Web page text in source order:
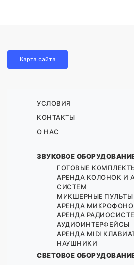
Карта сайта
УСЛОВИЯ
КОНТАКТЫ
О НАС
ЗВУКОВОЕ
ГОТОВЫЕ
АРЕНДА КОЛОНОК И
СИСТЕМ
МИКШЕРНЫЕ ПУЛЬТЫ
АРЕНДА
АРЕНДА
АУДИОИНТЕРФЕЙСЫ
АРЕНДА MIDI
НАУШНИКИ
СВЕТОВОЕ